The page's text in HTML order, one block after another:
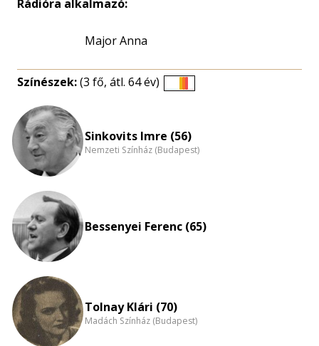
Rádióra alkalmazó:
Major Anna
Színészek:(3 fő, átl. 64 év)
nagyítása
Sinkovits Imre (56)
Nemzeti Színház (Budapest)
Bessenyei Ferenc (65)
Tolnay Klári (70)
Madách Színház (Budapest)